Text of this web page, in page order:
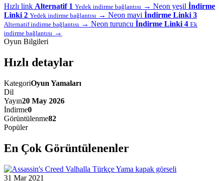
Hızlı link Alternatif 1 Yedek indirme bağlantısı → Neon yeşil İndirme
Linki 2 Yedek indirme bağlantısı → Neon mavi İndirme Linki 3
Alternatif indirme bağlantısı → Neon turuncu İndirme Linki 4 Ek
indirme bağlantısı →
Oyun Bilgileri
Hızlı detaylar
KategoriOyun Yamaları
Dil
Yayın20 May 2026
İndirme0
Görüntülenme82
Popüler
En Çok Görüntülenenler
31 Mar 2021